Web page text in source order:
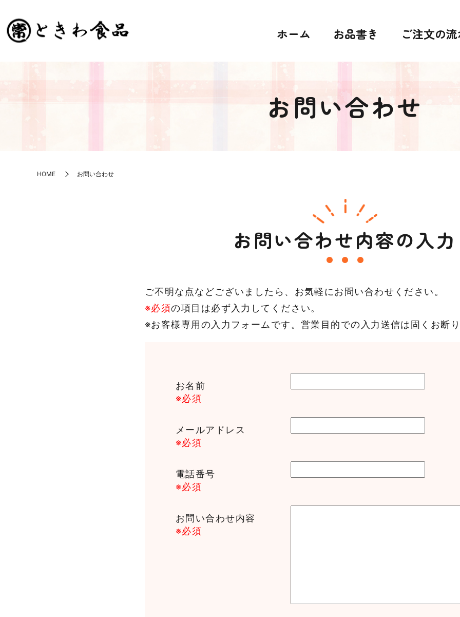
ホーム お品書き ご注文の
お問い合わせ
HOME お問い合わせ
お問い合わせ内容の入力
ご不明な点などございましたら、お気軽にお問い合わせください。
※必須の項目は必ず入力してください。
※お客様専用の入力フォームです。営業目的での入力送信は固くお断り
お名前
※必須
メールアドレス
※必須
電話番号
※必須
お問い合わせ内容
※必須